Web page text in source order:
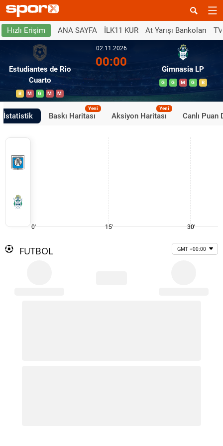
Hızlı Erişim ANA SAYFA İLK11 KUR At Yarışı Bankoları
Estudiantes de Rio
Cuarto
B M G M M
02.11.2026
00:00
Gimnasia LP
G G M G B
İstatistik Baskı Haritası
Yeni
Aksiyon Haritası
Yeni
Canlı Puan
0' 15' 30'
FUTBOL GMT +00:00